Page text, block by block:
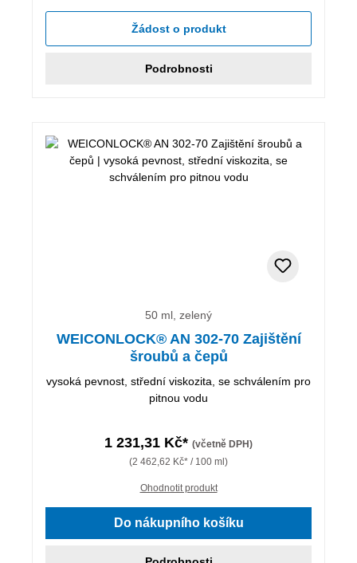
Žádost o produkt
Podrobnosti
50 ml, zelený
WEICONLOCK® AN 302-70 Zajištění
šroubů a čepů
vysoká pevnost, střední viskozita, se schválením pro
pitnou vodu
1 231,31 Kč* (včetně DPH)
(2 462,62 Kč* / 100 ml)
Ohodnotit produkt
Do nákupního košíku